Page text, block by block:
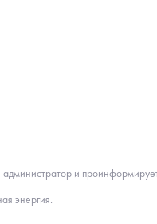
администратор и
энергия.